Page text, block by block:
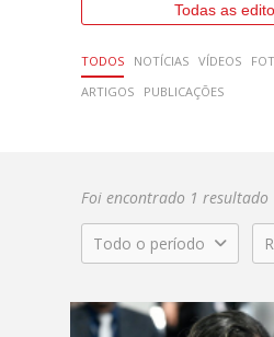
Todas as
TODOS NOTÍCIAS VÍDEOS
ARTIGOS
PUBLICAÇÕES
Foi encontrado 1 resultado
Todo o período